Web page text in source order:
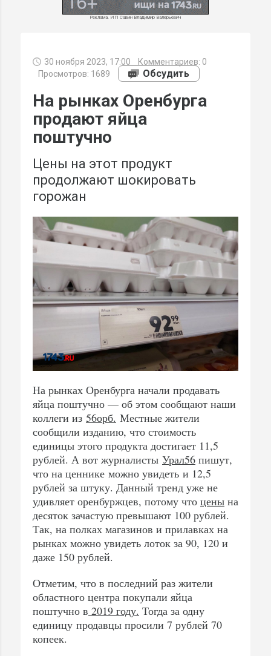
Реклама. ИП Савин Владимир Валерьевич
30 ноября 2023, 17:00 Комментариев: 0
Просмотров: 1689
Обсудить
На рынках Оренбурга
продают яйца
поштучно
Цены на этот продукт
продолжают шокировать
горожан
На рынках Оренбурга начали продавать
яйца поштучно — об этом сообщают наши
коллеги из 56орб. Местные жители
сообщили изданию, что стоимость
единицы этого продукта достигает 11,5
рублей. А вот журналисты Урал56 пишут,
что на ценнике можно увидеть и 12,5
рублей за штуку. Данный тренд уже не
удивляет оренбуржцев, потому что цены на
десяток зачастую превышают 100 рублей.
Так, на полках магазинов и прилавках на
рынках можно увидеть лоток за 90, 120 и
даже 150 рублей.
Отметим, что в последний раз жители
областного центра покупали яйца
поштучно в 2019 году. Тогда за одну
единицу продавцы просили 7 рублей 70
копеек.